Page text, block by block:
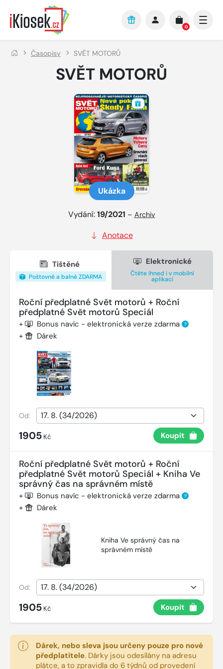
Přejít na hlavní obsah
0
Časopisy SVĚT MOTORŮ
SVĚT MOTORŮ
Ukázka
Vydání:19/2021 – Archiv
Anotace
Tištěné
Poštovné a balné ZDARMA
Elektronické
Čtěte ihned i v mobilní
aplikaci
Roční předplatné Svět motorů + Roční
předplatné Svět motorů Speciál
+ Bonus navíc - elektronická verze zdarma ?
+ Dárek
Od:
1905 Kč Koupit
Roční předplatné Svět motorů + Roční
předplatné Svět motorů Speciál + Kniha Ve
správný čas na správném místě
+ Bonus navíc - elektronická verze zdarma ?
+ Dárek
Kniha Ve správný čas na
správném místě
Od:
1905 Kč Koupit
Dárek, nebo sleva jsou určeny pouze pro nové
předplatitele. Dárky jsou odesílány na adresu
plátce, a to zpravidla do 6 týdnů od provedení